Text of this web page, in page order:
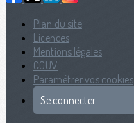
Plan du site
Licences
Mentions légales
CGUV
Paramétrer vos cookies
Se connecter